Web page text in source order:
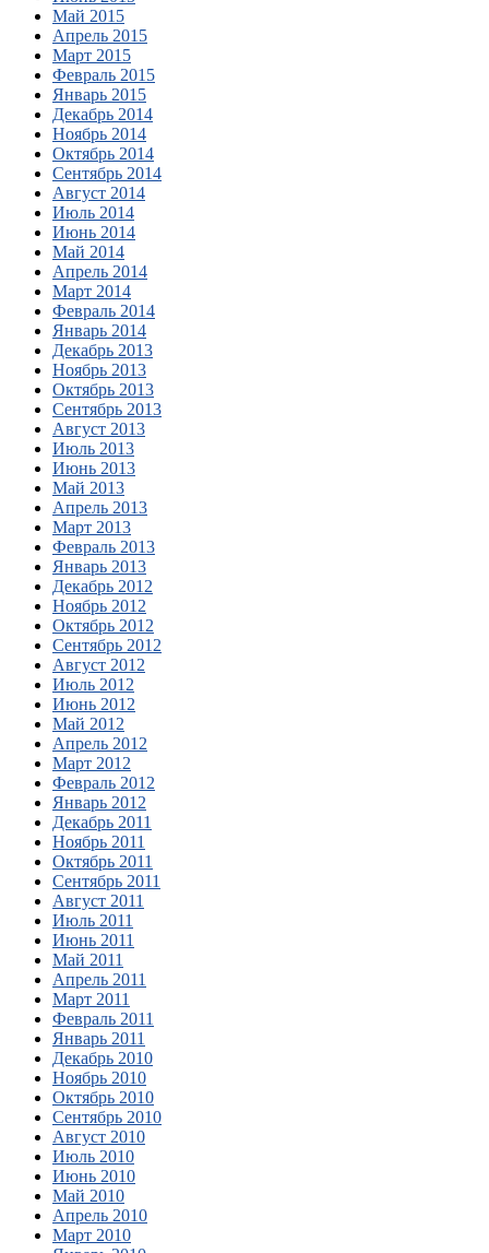
Май 2015
Апрель 2015
Март 2015
Февраль 2015
Январь 2015
Декабрь 2014
Ноябрь 2014
Октябрь 2014
Сентябрь 2014
Август 2014
Июль 2014
Июнь 2014
Май 2014
Апрель 2014
Март 2014
Февраль 2014
Январь 2014
Декабрь 2013
Ноябрь 2013
Октябрь 2013
Сентябрь 2013
Август 2013
Июль 2013
Июнь 2013
Май 2013
Апрель 2013
Март 2013
Февраль 2013
Январь 2013
Декабрь 2012
Ноябрь 2012
Октябрь 2012
Сентябрь 2012
Август 2012
Июль 2012
Июнь 2012
Май 2012
Апрель 2012
Март 2012
Февраль 2012
Январь 2012
Декабрь 2011
Ноябрь 2011
Октябрь 2011
Сентябрь 2011
Август 2011
Июль 2011
Июнь 2011
Май 2011
Апрель 2011
Март 2011
Февраль 2011
Январь 2011
Декабрь 2010
Ноябрь 2010
Октябрь 2010
Сентябрь 2010
Август 2010
Июль 2010
Июнь 2010
Май 2010
Апрель 2010
Март 2010